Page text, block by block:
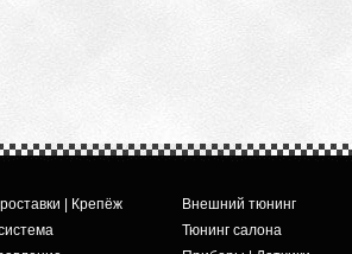
| Крепёж
Внешний тюнинг
Тюнинг салона